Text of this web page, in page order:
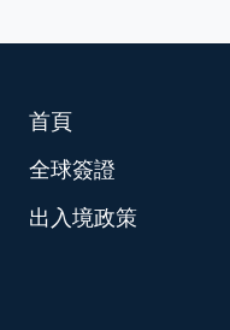
首頁
全球簽證
出入境政策